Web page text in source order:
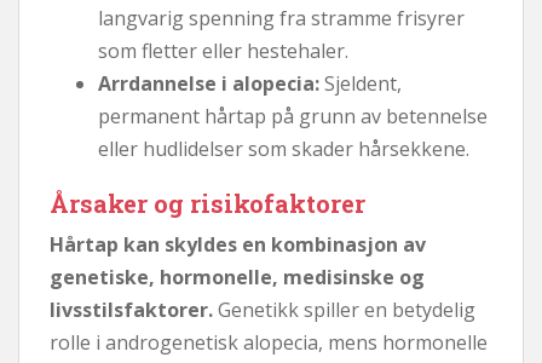
langvarig spenning fra stramme frisyrer
som fletter eller hestehaler.
Arrdannelse i alopecia:Sjeldent,
permanent hårtap på grunn av betennelse
eller hudlidelser som skader hårsekkene.
Årsaker og risikofaktorer
Hårtap kan skyldes en kombinasjon av
genetiske, hormonelle, medisinske og
livsstilsfaktorer.Genetikk spiller en betydelig
rolle i androgenetisk alopecia, mens hormonelle